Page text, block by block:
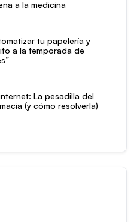
a la medicina
tu papelería y
a la temporada de
La pesadilla del
(y cómo resolverla)